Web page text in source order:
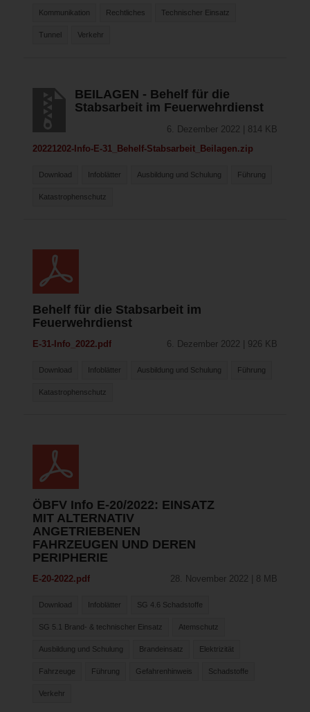
Kommunikation Rechtliches Technischer Einsatz
Tunnel Verkehr
BEILAGEN - Behelf für die
Stabsarbeit im Feuerwehrdienst
6. Dezember 2022 | 814 KB
20221202-Info-E-31_Behelf-Stabsarbeit_Beilagen.zip
Download Infoblätter Ausbildung und Schulung Führung
Katastrophenschutz
Behelf für die Stabsarbeit im
Feuerwehrdienst
6. Dezember 2022 | 926 KB
E-31-Info_2022.pdf
Download Infoblätter Ausbildung und Schulung Führung
Katastrophenschutz
ÖBFV Info E-20/2022: EINSATZ
MIT ALTERNATIV
ANGETRIEBENEN
FAHRZEUGEN UND DEREN
PERIPHERIE
28. November 2022 | 8 MB
E-20-2022.pdf
Download Infoblätter SG 4.6 Schadstoffe
SG 5.1 Brand- & technischer Einsatz Atemschutz
Ausbildung und Schulung Brandeinsatz Elektrizität
Fahrzeuge Führung Gefahrenhinweis Schadstoffe
Verkehr